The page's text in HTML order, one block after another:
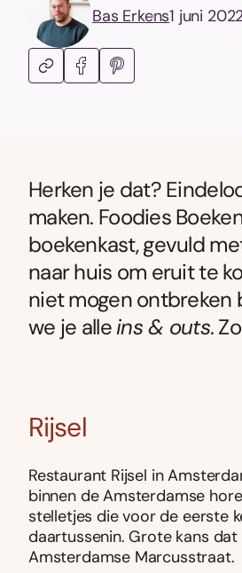
Bas Erkens1 juni
Herken je dat?
maken. Foodies
boekenkast, gevuld
naar huis om eruit te
niet mogen ontbreken
we je alleins & outs.
Rijsel
Restaurant Rijsel in
binnen de Amsterdamse
stelletjes die voor de eerste
daartussenin. Grote kans
Amsterdamse Marcusstraat.